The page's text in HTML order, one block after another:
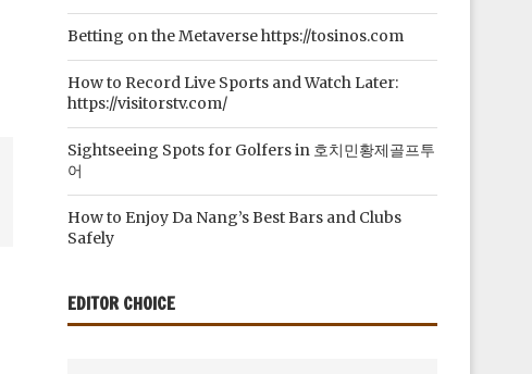
Betting on the Metaverse https://tosinos.com
How to Record Live Sports and Watch Later:
https://visitorstv.com/
Sightseeing Spots for Golfers in 호치민황제골프투
어
How to Enjoy Da Nang’s Best Bars and Clubs
Safely
EDITOR CHOICE